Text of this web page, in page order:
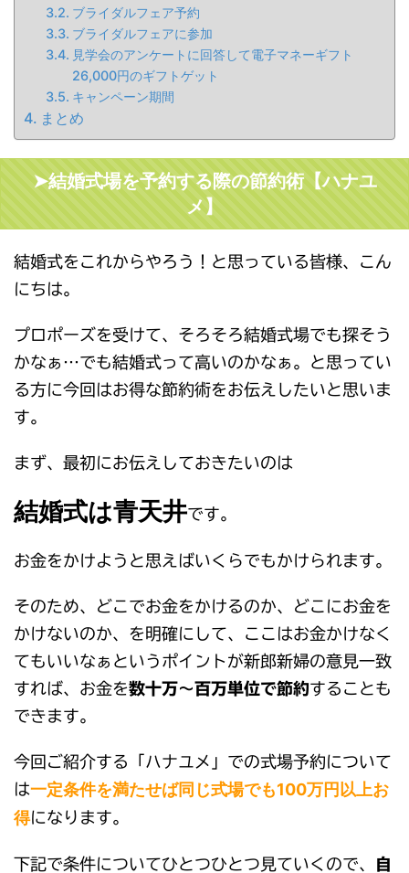
ブライダルフェア予約
ブライダルフェアに参加
見学会のアンケートに回答して電子マネーギフト
26,000円のギフトゲット
キャンペーン期間
まとめ
➤結婚式場を予約する際の節約術【ハナユ
メ】
結婚式をこれからやろう！と思っている皆様、こん
にちは。
プロポーズを受けて、そろそろ結婚式場でも探そう
かなぁ…でも結婚式って高いのかなぁ。と思ってい
る方に今回はお得な節約術をお伝えしたいと思いま
す。
まず、最初にお伝えしておきたいのは
結婚式は青天井です。
お金をかけようと思えばいくらでもかけられます。
そのため、どこでお金をかけるのか、どこにお金を
かけないのか、を明確にして、ここはお金かけなく
てもいいなぁというポイントが新郎新婦の意見一致
すれば、お金を数十万～百万単位で節約することも
できます。
今回ご紹介する「ハナユメ」での式場予約について
は一定条件を満たせば同じ式場でも100万円以上お
得になります。
下記で条件についてひとつひとつ見ていくので、
自